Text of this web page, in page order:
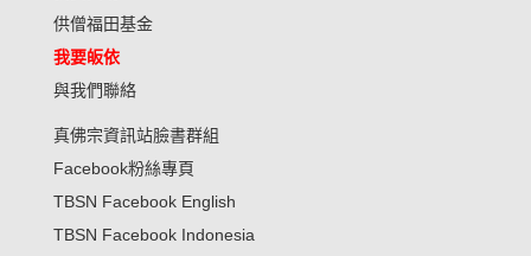
供僧福田基金
我要皈依
與我們聯絡
真佛宗資訊站臉書群組
Facebook粉絲專頁
TBSN Facebook English
TBSN Facebook Indonesia